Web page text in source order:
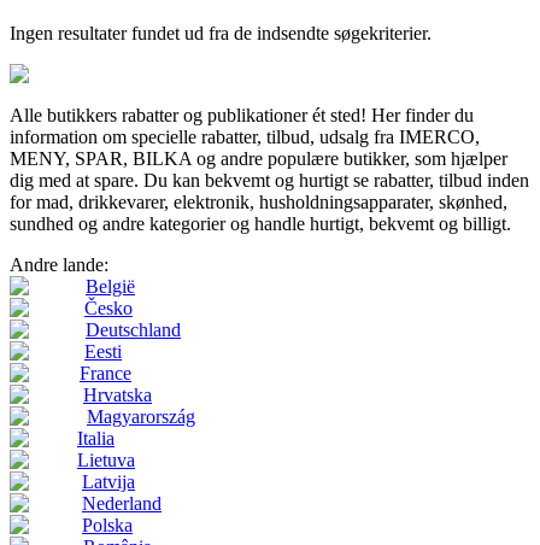
Ingen resultater fundet ud fra de indsendte søgekriterier.
Alle butikkers rabatter og publikationer ét sted! Her finder du
information om specielle rabatter, tilbud, udsalg fra IMERCO,
MENY, SPAR, BILKA og andre populære butikker, som hjælper
dig med at spare. Du kan bekvemt og hurtigt se rabatter, tilbud inden
for mad, drikkevarer, elektronik, husholdningsapparater, skønhed,
sundhed og andre kategorier og handle hurtigt, bekvemt og billigt.
Andre lande:
België
Česko
Deutschland
Eesti
France
Hrvatska
Magyarország
Italia
Lietuva
Latvija
Nederland
Polska